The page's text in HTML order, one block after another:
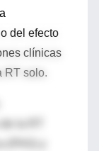
del efecto
clínicas
RT solo.